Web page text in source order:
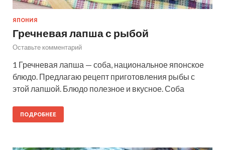
ЯПОНИЯ
Гречневая лапша с рыбой
Оставьте комментарий
1 Гречневая лапша — соба, национальное японское
блюдо. Предлагаю рецепт приготовления рыбы с
этой лапшой. Блюдо полезное и вкусное. Соба
ПОДРОБНЕЕ